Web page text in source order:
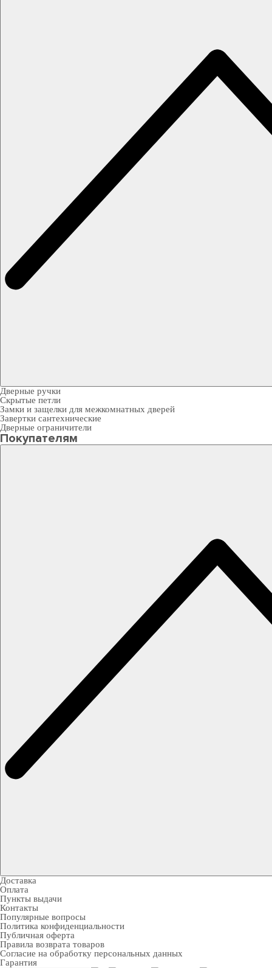
Дверные ручки
Скрытые петли
Замки и защелки для межкомнатных дверей
Завертки сантехнические
Дверные ограничители
Покупателям
Доставка
Оплата
Пункты выдачи
Контакты
Популярные вопросы
Политика конфиденциальности
Публичная оферта
Правила возврата товаров
Согласие на обработку персональных данных
Гарантия